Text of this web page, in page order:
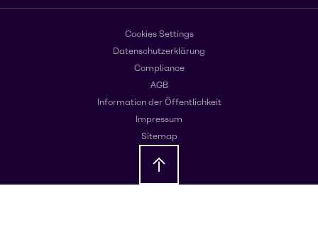
Cookies Settings
Datenschutzerklärung
Compliance
AGB
Information der Öffentlichkeit
Impressum
Sitemap